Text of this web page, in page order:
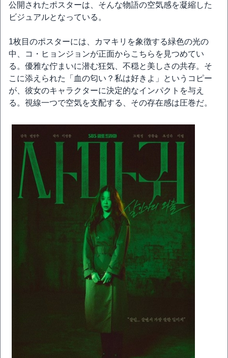
公開されたポスターは、そんな物語の空気感を凝縮した
ビジュアルとなっている。
1枚目のポスターには、カマキリを象徴する緑色の光の
中、コ・ヒョンジョンが正面からこちらを見つめてい
る。優雅な佇まいに潜む狂気、不穏と美しさの共存。そ
こに添えられた「血の匂い？私は好きよ」というコピー
が、彼女のキャラクターに決定的なインパクトを与え
る。視線一つで空気を支配する、その存在感は圧巻だ。